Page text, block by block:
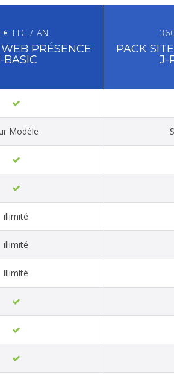
TTC / AN
PRÉSENCE
BASIC
Modèle
illimité
illimité
illimité
PACK
J-